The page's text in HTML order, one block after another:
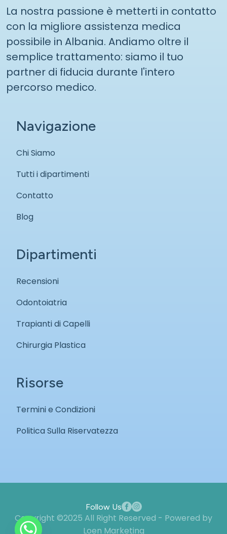
La nostra passione è metterti in contatto
con la migliore assistenza medica
possibile in Albania. Andiamo oltre il
semplice trattamento: siamo il tuo
partner di fiducia durante l'intero
percorso medico.
Navigazione
Chi Siamo
Tutti i dipartimenti
Contatto
Blog
Dipartimenti
Recensioni
Odontoiatria
Trapianti di Capelli
Chirurgia Plastica
Risorse
Termini e Condizioni
Politica Sulla Riservatezza
Follow Us
Copyright ©2025 All Right Reserved - Powered by
Loen Marketing